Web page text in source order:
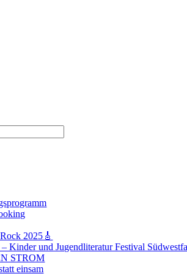
2025🎸
Kinder und Jugendliteratur Festival
STROM
einsam